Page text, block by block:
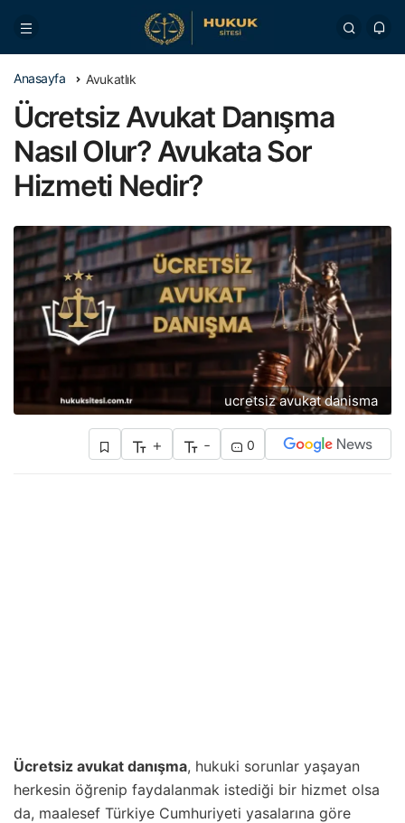
Anasayfa Avukatlık
Ücretsiz Avukat Danışma
Nasıl Olur? Avukata Sor
Hizmeti Nedir?
ucretsiz avukat danisma
+ - 0
Ücretsiz avukat danışma, hukuki sorunlar yaşayan
herkesin öğrenip faydalanmak istediği bir hizmet olsa
da, maalesef Türkiye Cumhuriyeti yasalarına göre